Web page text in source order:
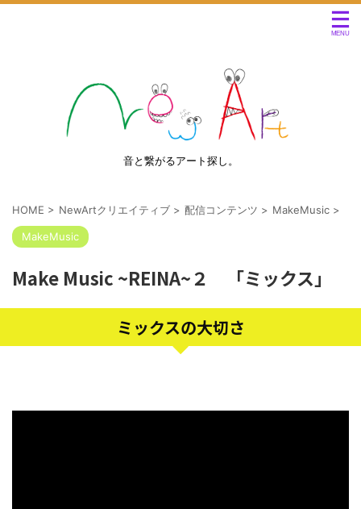
音と繋がるアート探し。
HOME > NewArtクリエイティブ > 配信コンテンツ > MakeMusic >
MakeMusic
Make Music ~REINA~２ 「ミックス」
ミックスの大切さ